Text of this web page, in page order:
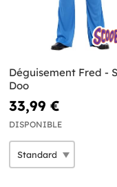
Déguisement Fred -
Doo
33,99 €
DISPONIBLE